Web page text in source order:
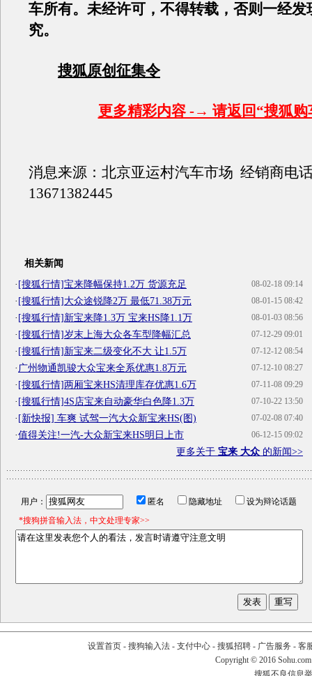
车所有。未经许可，不得转载，否则一经发
究。
搜狐原创征集令
更多精彩内容 -→ 请返回“搜狐购
消息来源：北京亚运村汽车市场 经销商电
13671382445
相关新闻
08-02-18 09:14
·[搜狐行情]宝来降幅保持1.2万 货源充足
08-01-15 08:42
·[搜狐行情]大众途锐降2万 最低71.38万元
08-01-03 08:56
·[搜狐行情]新宝来降1.3万 宝来HS降1.1万
07-12-29 09:01
·[搜狐行情]岁末上海大众各车型降幅汇总
07-12-12 08:54
·[搜狐行情]新宝来二级变化不大 让1.5万
07-12-10 08:27
· 广州物通凯骏大众宝来全系优惠1.8万元
07-11-08 09:29
·[搜狐行情]两厢宝来HS清理库存优惠1.6万
07-10-22 13:50
·[搜狐行情]4S店宝来自动豪华白色降1.3万
07-02-08 07:40
·[新快报] 车爽 试驾一汽大众新宝来HS(图)
06-12-15 09:02
·值得关注!一汽-大众新宝来HS明日上市
更多关于 宝来 大众 的新闻>>
用户： 匿名 隐藏地址
设为辩论话题
*搜狗拼音输入法，中文处理专家>>
设置首页- 搜狗输入法- 支付中心- 搜狐招聘- 广告服务 - 客
Copyright © 2016
搜狐不良信息